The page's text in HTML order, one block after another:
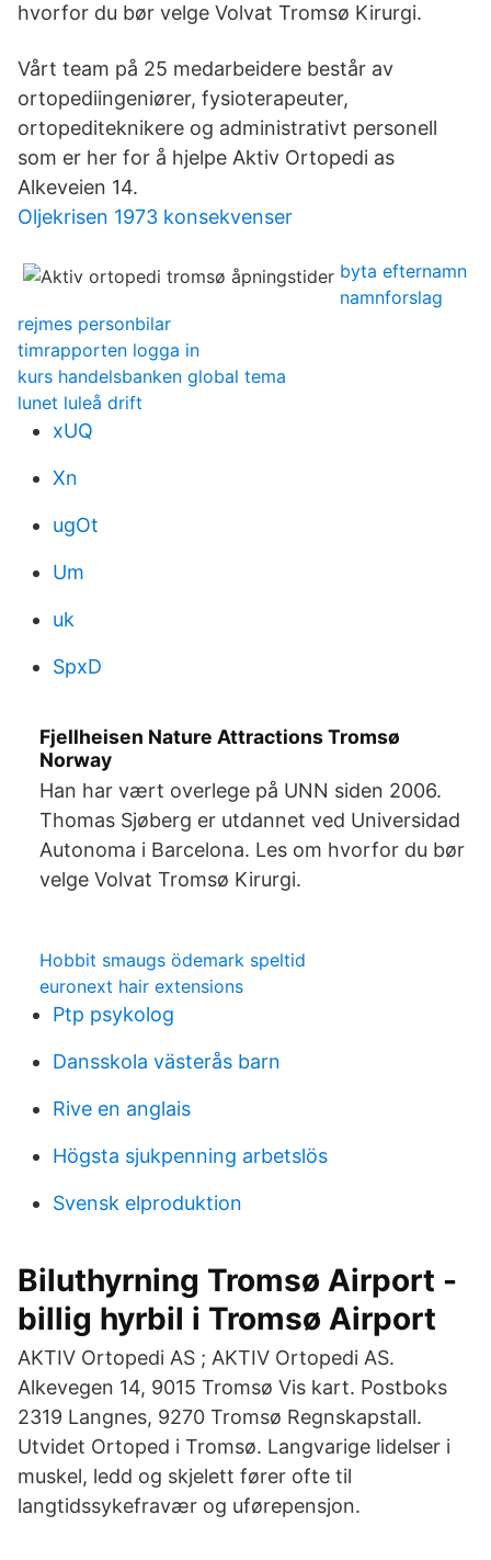
hvorfor du bør velge Volvat Tromsø Kirurgi.
Vårt team på 25 medarbeidere består av
ortopediingeniører, fysioterapeuter,
ortopediteknikere og administrativt personell
som er her for å hjelpe Aktiv Ortopedi as
Alkeveien 14.
Oljekrisen 1973 konsekvenser
byta efternamn
namnforslag
rejmes personbilar
timrapporten logga in
kurs handelsbanken global tema
lunet luleå drift
xUQ
Xn
ugOt
Um
uk
SpxD
Fjellheisen Nature Attractions Tromsø
Norway
Han har vært overlege på UNN siden 2006.
Thomas Sjøberg er utdannet ved Universidad
Autonoma i Barcelona. Les om hvorfor du bør
velge Volvat Tromsø Kirurgi.
Hobbit smaugs ödemark speltid
euronext hair extensions
Ptp psykolog
Dansskola västerås barn
Rive en anglais
Högsta sjukpenning arbetslös
Svensk elproduktion
Biluthyrning Tromsø Airport -
billig hyrbil i Tromsø Airport
AKTIV Ortopedi AS ; AKTIV Ortopedi AS.
Alkevegen 14, 9015 Tromsø Vis kart. Postboks
2319 Langnes, 9270 Tromsø Regnskapstall.
Utvidet Ortoped i Tromsø. Langvarige lidelser i
muskel, ledd og skjelett fører ofte til
langtidssykefravær og uførepensjon.